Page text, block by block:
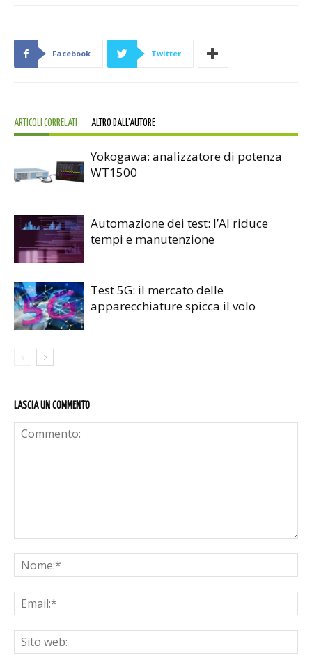
Facebook Twitter
ARTICOLI CORRELATI ALTRO DALL'AUTORE
Yokogawa: analizzatore di potenza
WT1500
Automazione dei test: l’AI riduce
tempi e manutenzione
Test 5G: il mercato delle
apparecchiature spicca il volo
LASCIA UN COMMENTO